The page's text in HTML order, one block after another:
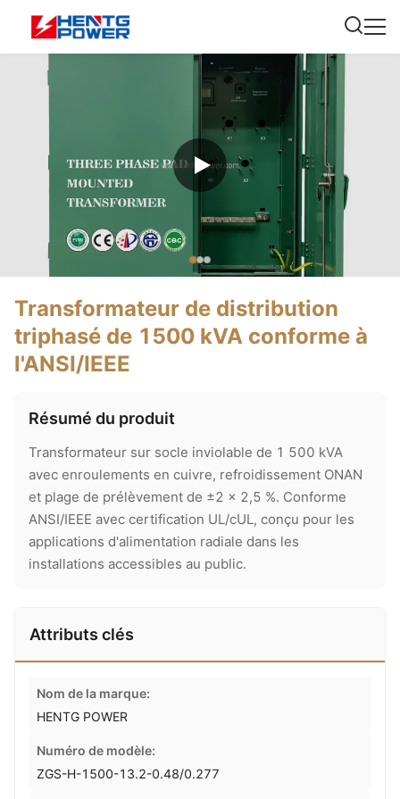
Transformateur de distribution
triphasé de 1500 kVA conforme à
l'ANSI/IEEE
Résumé du produit
Transformateur sur socle inviolable de 1 500 kVA
avec enroulements en cuivre, refroidissement ONAN
et plage de prélèvement de ±2 × 2,5 %. Conforme
ANSI/IEEE avec certification UL/cUL, conçu pour les
applications d'alimentation radiale dans les
installations accessibles au public.
Attributs clés
Nom de la marque:
HENTG POWER
Numéro de modèle:
ZGS-H-1500-13.2-0.48/0.277